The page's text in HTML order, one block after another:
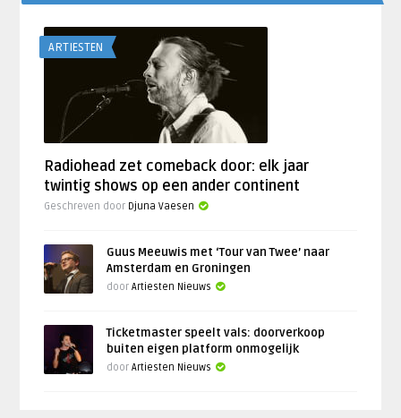
ARTIESTEN
Radiohead zet comeback door: elk jaar
twintig shows op een ander continent
Geschreven door Djuna Vaesen
Guus Meeuwis met ‘Tour van Twee’ naar
Amsterdam en Groningen
doorArtiesten Nieuws
Ticketmaster speelt vals: doorverkoop
buiten eigen platform onmogelijk
doorArtiesten Nieuws